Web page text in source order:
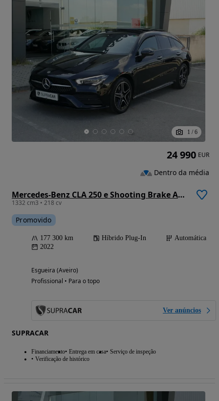
1 / 6
Mercedes-Benz CLA 250 e Shooting Brake AMG Line
1332 cm3 • 218 cv
Promovido
177 300 km Híbrido Plug-In
Automática
2022
Esgueira (Aveiro)
Profissional • Para o topo
Ver anúncios
SUPRACAR
Financiamento Entrega em casa Serviço de inspeção
Verificação de histórico
24 990 EUR
Dentro da média